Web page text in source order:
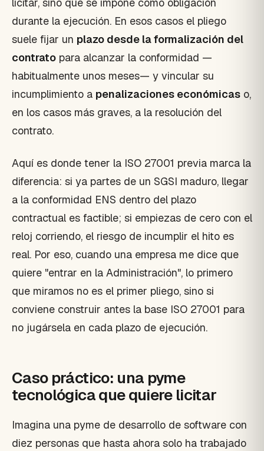
licitar, sino que se impone como obligación
durante la ejecución. En esos casos el pliego
suele fijar un plazo desde la formalización del
contrato para alcanzar la conformidad —
habitualmente unos meses— y vincular su
incumplimiento a penalizaciones económicas o,
en los casos más graves, a la resolución del
contrato.
Aquí es donde tener la ISO 27001 previa marca la
diferencia: si ya partes de un SGSI maduro, llegar
a la conformidad ENS dentro del plazo
contractual es factible; si empiezas de cero con el
reloj corriendo, el riesgo de incumplir el hito es
real. Por eso, cuando una empresa me dice que
quiere "entrar en la Administración", lo primero
que miramos no es el primer pliego, sino si
conviene construir antes la base ISO 27001 para
no jugársela en cada plazo de ejecución.
Caso práctico: una pyme
tecnológica que quiere licitar
Imagina una pyme de desarrollo de software con
diez personas que hasta ahora solo ha trabajado